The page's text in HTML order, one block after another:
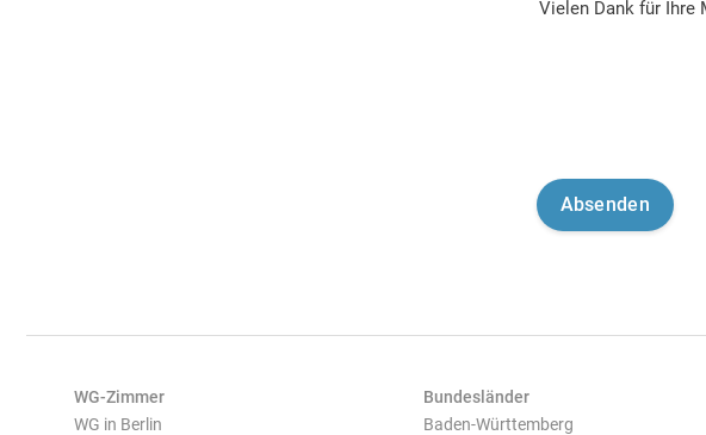
Vielen Dank für Ihre
WG-Zimmer
WG in Berlin
Bundesländer
Baden-Württemberg